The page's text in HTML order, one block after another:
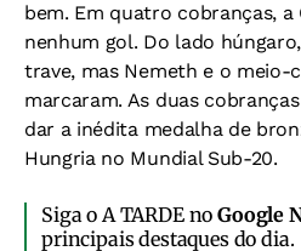
bem. Em quatro cobranças, a
nenhum gol. Do lado
trave, mas Nemeth e o meio-
marcaram. As duas
dar a inédita medalha de
Hungria no Mundial Sub-20.
Siga o A TARDE noGoogle
principais destaques do dia.